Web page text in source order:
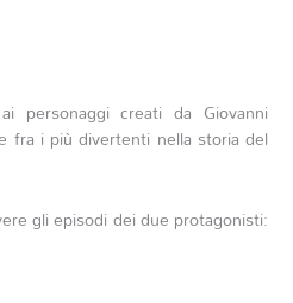
personaggi creati da Giovanni
fra i più divertenti nella storia del
gli episodi dei due protagonisti: